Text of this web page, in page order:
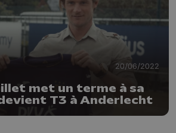
20/06/2022
met un terme à sa
T3 à Anderlecht